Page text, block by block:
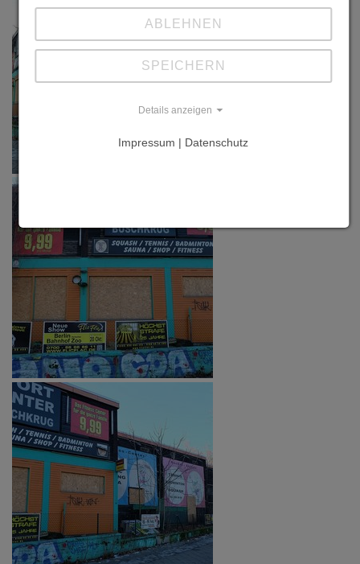
ABLEHNEN
SPEICHERN
Details anzeigen
Impressum | Datenschutz